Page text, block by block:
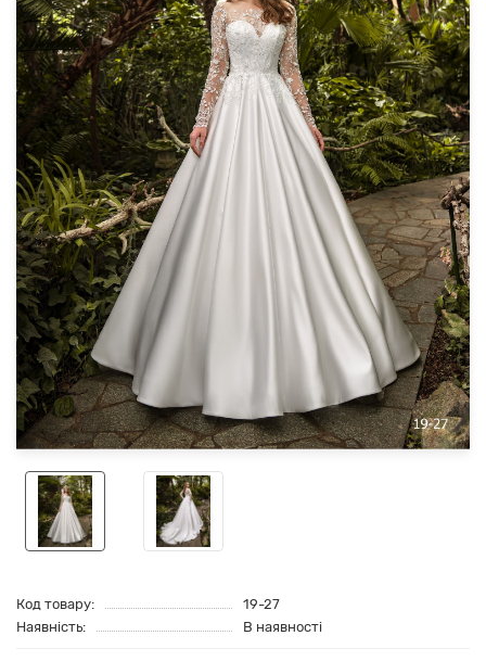
Код товару:
19-27
Наявність:
В наявності